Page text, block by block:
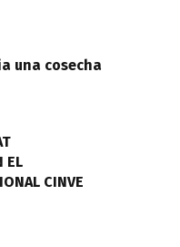
una cosecha
EL
CINVE